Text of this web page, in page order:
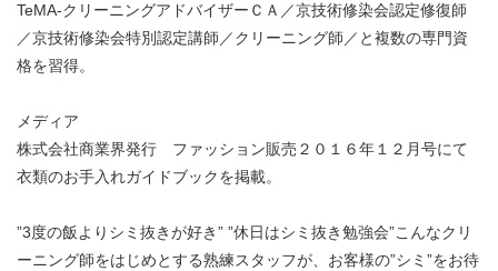
TeMA-クリーニングアドバイザーＣＡ／京技術修染会認定修復師
／京技術修染会特別認定講師／クリーニング師／と複数の専門資
格を習得。
メディア
株式会社商業界発行 ファッション販売２０１６年１２月号にて
衣類のお手入れガイドブックを掲載。
”3度の飯よりシミ抜きが好き” ”休日はシミ抜き勉強会”こんなクリ
ーニング師をはじめとする熟練スタッフが、お客様の”シミ”をお待